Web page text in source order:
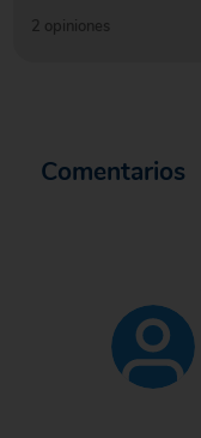
2 opiniones
Comentarios